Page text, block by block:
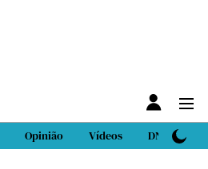
Opinião Vídeos DN Sport